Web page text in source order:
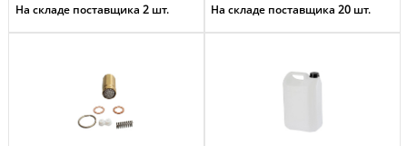
На складе поставщика 2 шт. На складе поставщика20 шт.